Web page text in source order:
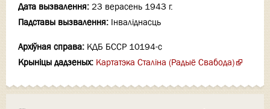
Дата вызвалення: 23 верасень 1943 г.
Падставы вызвалення: Інваліднасць
Архіўная справа: КДБ БССР 10194-с
Крыніцы дадзеных: Картатэка Сталіна (Радыё Свабода)